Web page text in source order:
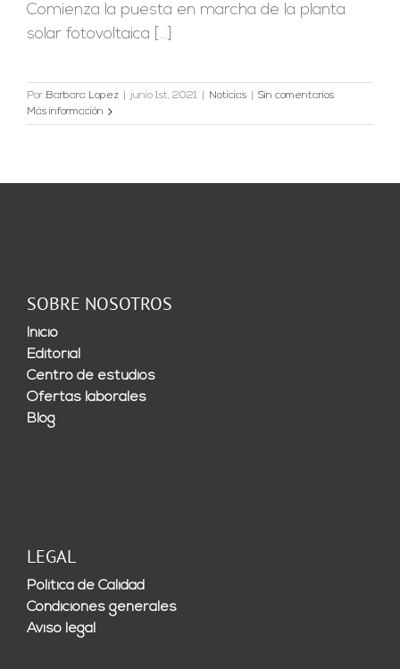
Comienza la puesta en marcha de la planta
solar fotovoltaica [...]
Por Barbara Lopez junio 1st, 2021 Noticias
Sin comentarios
Más información
SOBRE NOSOTROS
Inicio
Editorial
Centro de estudios
Ofertas laborales
Blog
LEGAL
Política de Calidad
Condiciones generales
Aviso legal